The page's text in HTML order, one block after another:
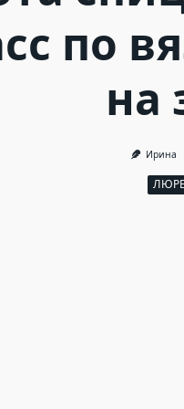
по
на
Ирина